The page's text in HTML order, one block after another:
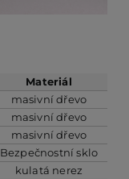
Materiál
masivní dřevo
masivní dřevo
masivní dřevo
Bezpečnostní sklo
kulatá nerez